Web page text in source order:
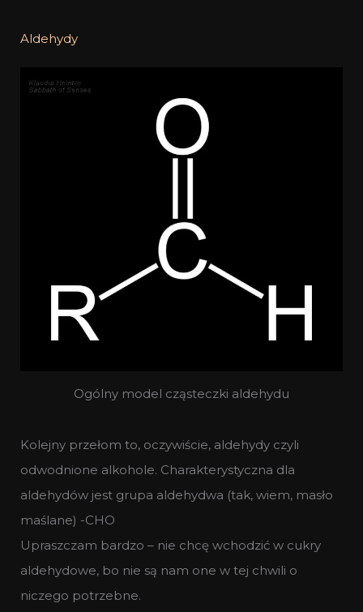
Aldehydy
Ogólny model cząsteczki aldehydu
Kolejny przełom to, oczywiście, aldehydy czyli
odwodnione alkohole. Charakterystyczna dla
aldehydów jest grupa aldehydwa (tak, wiem, masło
maślane) -CHO
Upraszczam bardzo – nie chcę wchodzić w cukry
aldehydowe, bo nie są nam one w tej chwili o
niczego potrzebne.